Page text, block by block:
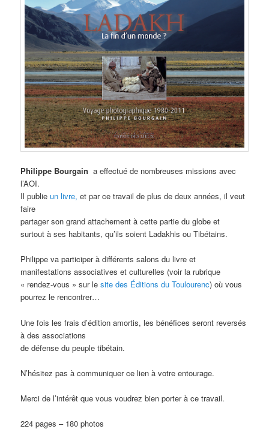
Philippe Bourgain a effectué de nombreuses missions avec
l’AOI.
Il publieun livre,et par ce travail de plus de deux années, il veut
faire
partager son grand attachement à cette partie du globe et
surtout à ses habitants, qu’ils soient Ladakhis ou Tibétains.
Philippe va participer à différents salons du livre et
manifestations associatives et culturelles (voir la rubrique
« rendez-vous » sur lesite des Éditions du Toulourenc) où vous
pourrez le rencontrer…
Une fois les frais d’édition amortis, les bénéfices seront reversés
à des associations
de défense du peuple tibétain.
N’hésitez pas à communiquer ce lien à votre entourage.
Merci de l’intérêt que vous voudrez bien porter à ce travail.
224 pages – 180 photos